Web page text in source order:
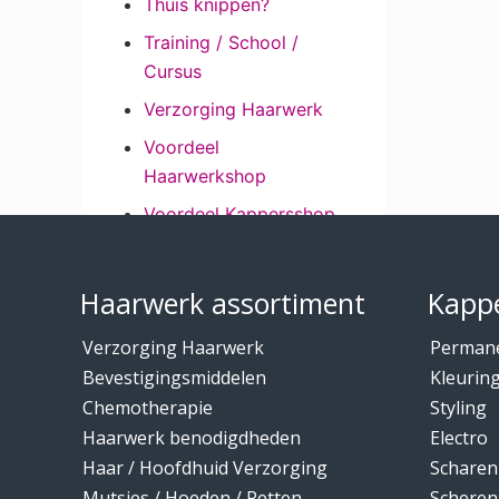
Training / School /
Cursus
Verzorging Haarwerk
Voordeel
Haarwerkshop
Voordeel Kappersshop
Wimpers /
Wenkbrauwen
Wintercollectie mutsen
/ hoeden
Haarwerk assortiment
Verzorging Haarwerk
Bevestigingsmiddelen
Chemotherapie
Haarwerk benodigdheden
Haar / Hoofdhuid Verzorging
Styling
Electro